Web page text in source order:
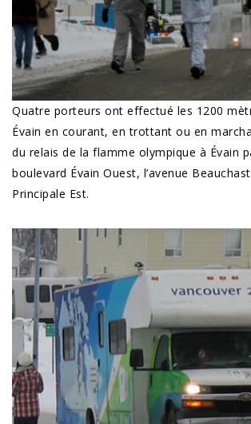
Quatre porteurs ont effectué les 1200
Évain en courant, en trottant ou en
du relais de la flamme olympique à Évain
boulevard Évain Ouest, l’avenue
Principale Est.